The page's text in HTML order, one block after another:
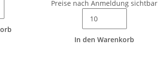
Preise nach Anmeldung sichtbar
In den Warenkorb